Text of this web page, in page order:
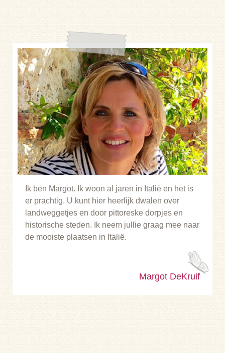
Ik ben Margot. Ik woon al jaren in Italië en het is
er prachtig. U kunt hier heerlijk dwalen over
landweggetjes en door pittoreske dorpjes en
historische steden. Ik neem jullie graag mee naar
de mooiste plaatsen in Italië.
Margot DeKruif